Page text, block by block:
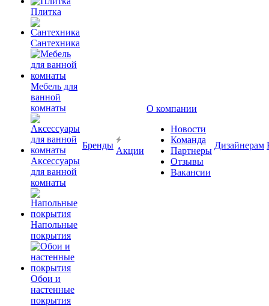
Плитка
Сантехника
Мебель для
ванной
комнаты
Аксессуары
для ванной
комнаты
Напольные
покрытия
Обои и
настенные
покрытия
Бренды
Акции
О компании
Новости
Команда
Партнеры
Отзывы
Вакансии
Дизайнерам